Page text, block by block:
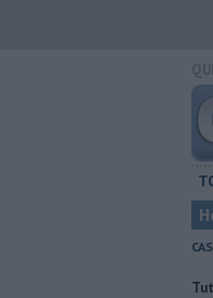
​Benzina, gasolio,